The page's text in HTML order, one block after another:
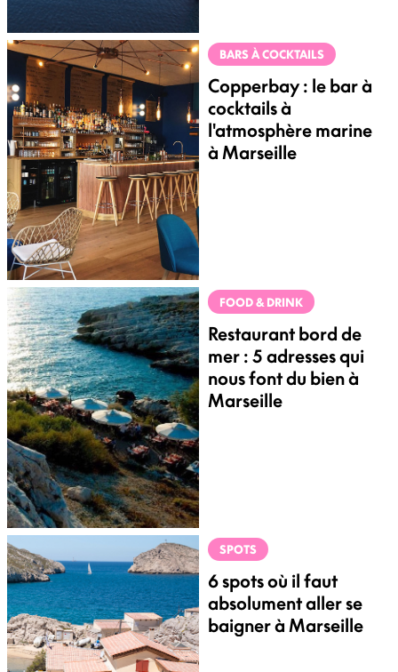
BARS À COCKTAILS
Copperbay : le bar à
cocktails à
l'atmosphère marine
à Marseille
FOOD & DRINK
Restaurant bord de
mer : 5 adresses qui
nous font du bien à
Marseille
SPOTS
6 spots où il faut
absolument aller se
baigner à Marseille